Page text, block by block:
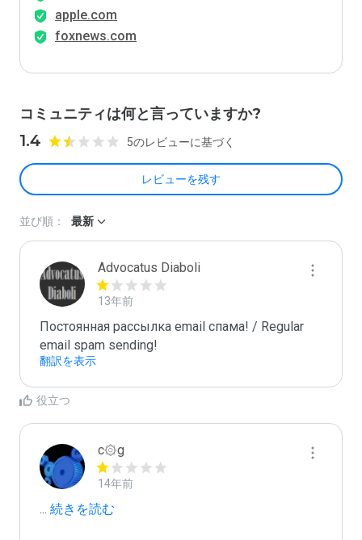
apple.com
foxnews.com
コミュニティは何と言っていますか?
1.4 5のレビューに基づく
レビューを残す
並び順： 最新
Advocatus Diaboli
13年前
Постоянная рассылка email спама! / Regular
email spam sending!
翻訳を表示
役立つ
c۞g
14年前
... 続きを読む